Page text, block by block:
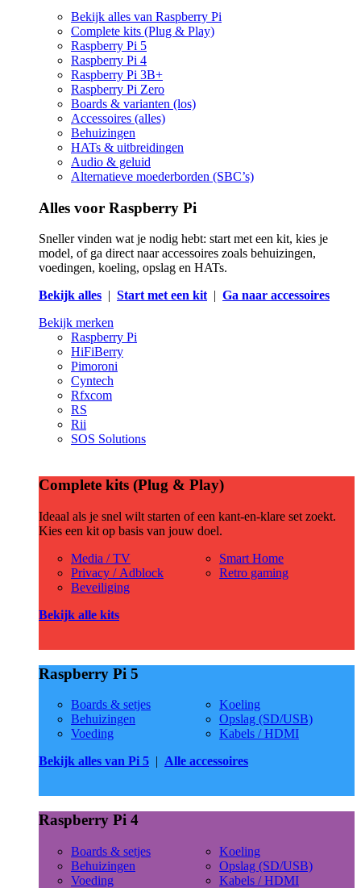
Bekijk alles van Raspberry Pi
Complete kits (Plug & Play)
Raspberry Pi 5
Raspberry Pi 4
Raspberry Pi 3B+
Raspberry Pi Zero
Boards & varianten (los)
Accessoires (alles)
Behuizingen
HATs & uitbreidingen
Audio & geluid
Alternatieve moederborden (SBC’s)
Alles voor Raspberry Pi
Sneller vinden wat je nodig hebt: start met een kit, kies je
model, of ga direct naar accessoires zoals behuizingen,
voedingen, koeling, opslag en HATs.
Bekijk alles | Start met een kit| Ga naar accessoires
Bekijk merken
Raspberry Pi
HiFiBerry
Pimoroni
Cyntech
Rfxcom
RS
Rii
SOS Solutions
Complete kits (Plug & Play)
Ideaal als je snel wilt starten of een kant-en-klare set zoekt.
Kies een kit op basis van jouw doel.
Media / TV
Privacy / Adblock
Beveiliging
Smart Home
Retro gaming
Bekijk alle kits
Raspberry Pi 5
Boards & setjes
Behuizingen
Voeding
Koeling
Opslag (SD/USB)
Kabels / HDMI
Bekijk alles van Pi 5 | Alle accessoires
Raspberry Pi 4
Boards & setjes
Behuizingen
Voeding
Koeling
Opslag (SD/USB)
Kabels / HDMI